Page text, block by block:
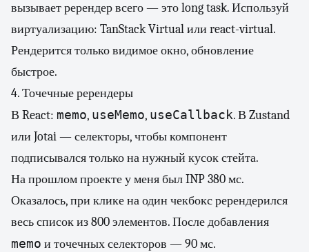
вызывает ререндер всего — это long task. Используй
виртуализацию: TanStack Virtual или react-virtual.
Рендерится только видимое окно, обновление
быстрое.
4. Точечные ререндеры
В React: memo, useMemo, useCallback. В Zustand
или Jotai — селекторы, чтобы компонент
подписывался только на нужный кусок стейта.
На прошлом проекте у меня был INP 380 мс.
Оказалось, при клике на один чекбокс ререндерился
весь список из 800 элементов. После добавления
memo и точечных селекторов — 90 мс.